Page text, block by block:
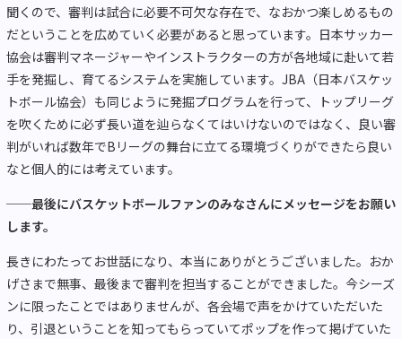
聞くので、審判は試合に必要不可欠な存在で、なおかつ楽しめるもの
だということを広めていく必要があると思っています。日本サッカー
協会は審判マネージャーやインストラクターの方が各地域に赴いて若
手を発掘し、育てるシステムを実施しています。JBA（日本バスケッ
トボール協会）も同じように発掘プログラムを行って、トップリーグ
を吹くために必ず長い道を辿らなくてはいけないのではなく、良い審
判がいれば数年でBリーグの舞台に立てる環境づくりができたら良い
なと個人的には考えています。
──最後にバスケットボールファンのみなさんにメッセージをお願い
します。
長きにわたってお世話になり、本当にありがとうございました。おか
げさまで無事、最後まで審判を担当することができました。今シーズ
ンに限ったことではありませんが、各会場で声をかけていただいた
り、引退ということを知ってもらっていてポップを作って掲げていた